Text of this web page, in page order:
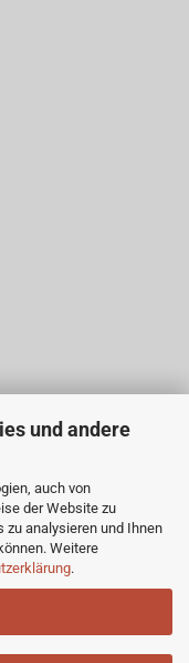
und andere
auch von
der Website zu
zu analysieren und Ihnen
Weitere
.